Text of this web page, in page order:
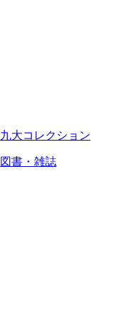
九大コレクション
図書・雑誌